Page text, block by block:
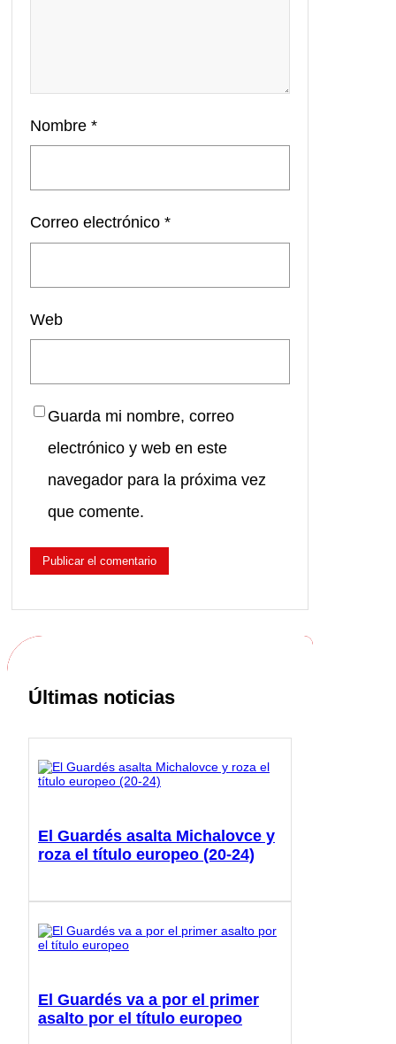
Nombre *
Correo electrónico *
Web
Guarda mi nombre, correo
electrónico y web en este
navegador para la próxima vez
que comente.
Últimas noticias
El Guardés asalta Michalovce y
roza el título europeo (20-24)
El Guardés va a por el primer
asalto por el título europeo